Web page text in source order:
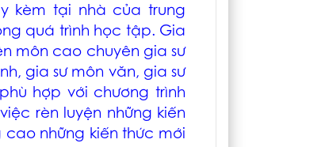
kèm tại nhà của trung
quá trình học tập. Gia
môn cao chuyên gia sư
, gia sư môn văn, gia sư
hợp với chương trình
rèn luyện những kiến
những kiến thức mới